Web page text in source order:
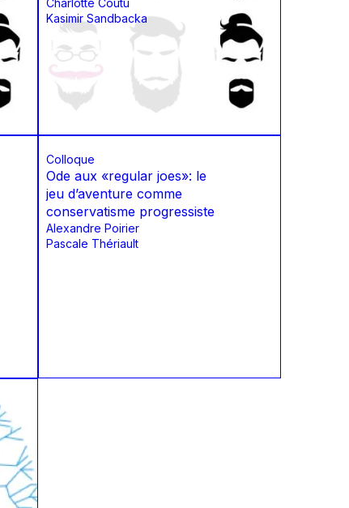
Charlotte Coutu
Kasimir Sandbacka
Colloque
Ode aux «regular joes»: le
jeu dʼaventure comme
conservatisme progressiste
Alexandre Poirier
Pascale Thériault